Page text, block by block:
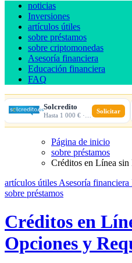
noticias
Inversiones
artículos útiles
sobre préstamos
sobre criptomonedas
Asesoría financiera
Educación financiera
FAQ
Solcredito Solicitar
Página de inicio
sobre préstamos
Créditos en Línea sin
artículos útiles Asesoría financiera
sobre préstamos
Créditos en
Opciones y